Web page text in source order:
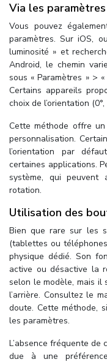
Via les
Vous pouvez
paramètres. Sur iOS,
luminosité » et
Android, le chemin
sous « Paramètres » >
Certains appareils
choix de l’orientation
Cette méthode offre
personnalisation.
l’orientation par
certaines applications.
système, qui
rotation.
Utilisation des
Bien que rare sur les
(tablettes ou
physique dédié. Son
active ou désactive la
selon le modèle, mais
l’arrière. Consultez le
doute. Cette méthode,
les paramètres.
L’absence fréquente
due à une